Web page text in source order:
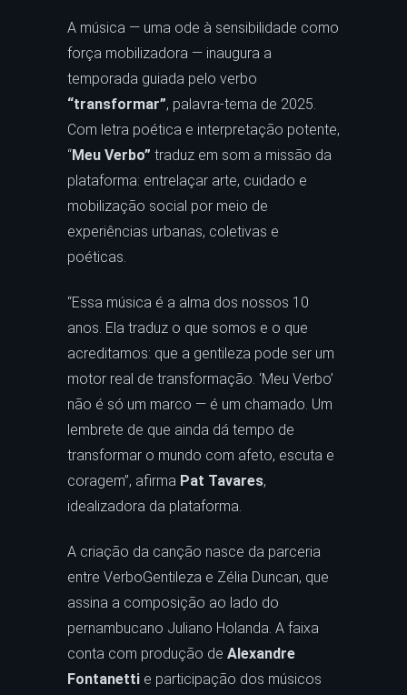
A música — uma ode à sensibilidade como
força mobilizadora — inaugura a
temporada guiada pelo verbo
“transformar”, palavra-tema de 2025.
Com letra poética e interpretação potente,
“Meu Verbo” traduz em som a missão da
plataforma: entrelaçar arte, cuidado e
mobilização social por meio de
experiências urbanas, coletivas e
poéticas.
“Essa música é a alma dos nossos 10
anos. Ela traduz o que somos e o que
acreditamos: que a gentileza pode ser um
motor real de transformação. ‘Meu Verbo’
não é só um marco — é um chamado. Um
lembrete de que ainda dá tempo de
transformar o mundo com afeto, escuta e
coragem”, afirma Pat Tavares,
idealizadora da plataforma.
A criação da canção nasce da parceria
entre VerboGentileza e Zélia Duncan, que
assina a composição ao lado do
pernambucano Juliano Holanda. A faixa
conta com produção de Alexandre
Fontanetti e participação dos músicos